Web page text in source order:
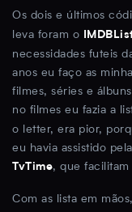
Os dois e últimos
leva foram o
necessidades futeis
anos eu faço as
filmes, séries e
no filmes eu fazia a
o letter, era pior,
eu havia assistido
TvTime, que facilitam
Com as lista em